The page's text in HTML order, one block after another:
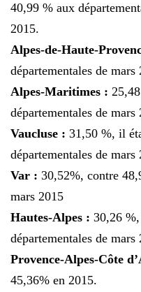
40,99 % aux
2015.
Alpes-de-Haute-
départementales de mars
Alpes-Maritimes :
départementales de mars
Vaucluse : 31,50 %, il
départementales de mars
Var : 30,52%, contre
mars 2015
Hautes-Alpes : 30,26
départementales de mars
Provence-Alpes-Côte
45,36% en 2015.